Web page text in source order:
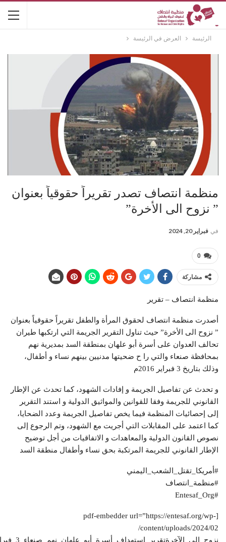
الرئيسة العرض في الرئيسة
منظمة انتصاف تصدر تقريراً حقوقياً بعنوان
” نزوح الى الأخرة”
في فبراير 20, 2024
0
مشاركة
منظمة انتصاف – تقرير
أصدرت منظمة انتصاف لحقوق المرأة والطفل تقريراً حقوقياً بعنوان
” نزوح الى الأخرة” حيث تناول التقرير الجريمة التي ارتكبها طيران
تحالف العدوان على أسرة أبو علهان بمنطقة السد بمديرية نهم
بمحافظة صنعاء والتي را ح ضحيتها مدنيين بينهم نساء و أطفال،
وذلك بتاريخ 3 فبراير 2016م
و تحدث عن تفاصيل الجريمة و إفادات الشهود، كما تحدث عن الإطار
القانوني للجريمة وفقا للقوانين والمواثيق الدولية و استند التقرير
إلى إحصائيات المنظمة فيما يخص تفاصيل الجريمة وعدد الضحايا،
كما اعتمد على المقابلات التي أجريت مع الشهود، وتم الرجوع إلى
نصوص القانون الدولية والمعاهدات و الاتفاقيات من أجل توضيح
الإطار القانوني للجريمة المرتكبة بحق نساء وأطفال منطقة السد
#أمريكا_تقتل_الشعب_اليمني
#منظمة_انتصاف
#Entesaf_Org
[pdf-embedder url=”https://entesaf.org/wp-
content/uploads/2024/02/